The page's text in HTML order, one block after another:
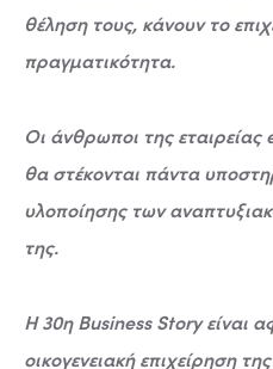
θέληση τους, κάνουν το
πραγματικότητα.
Οι άνθρωποι της
θα στέκονται πάντα
υλοποίησης των
της.
Η 30η Business Story είναι
οικογενειακή επιχείρηση